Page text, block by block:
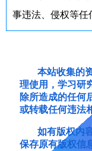
事违法、侵权等任
本站收集的
理使用，学习研
除所造成的任何
或转载任何违法
如有版权内
保存原有版权信